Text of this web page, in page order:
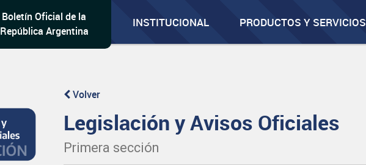
Boletín Oficial de la
República Argentina
INSTITUCIONAL PRODUCTOS Y SERVICIOS
Volver
Legislación y Avisos Oficiales
Primera sección